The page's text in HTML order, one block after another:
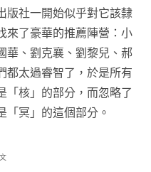
版社一開始似乎對它該隸
來了豪華的推薦陣營：小
華、劉克襄、劉黎兒、郝
都太過睿智了，於是所有
「核」的部分，而忽略了
「冥」的這個部分。